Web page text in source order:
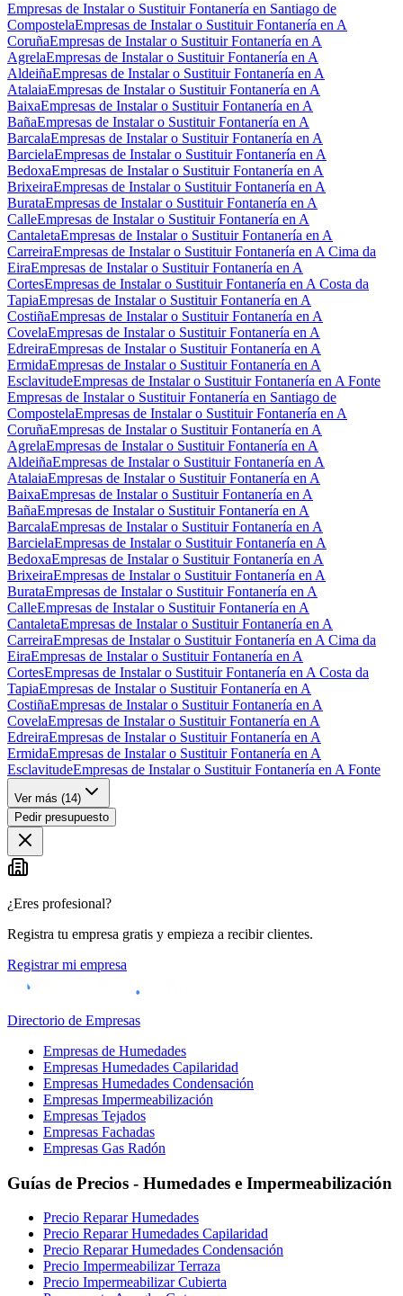
Empresas de Instalar o Sustituir Fontanería en Santiago de
CompostelaEmpresas de Instalar o Sustituir Fontanería en A
CoruñaEmpresas de Instalar o Sustituir Fontanería en A
AgrelaEmpresas de Instalar o Sustituir Fontanería en A
AldeiñaEmpresas de Instalar o Sustituir Fontanería en A
AtalaiaEmpresas de Instalar o Sustituir Fontanería en A
BaixaEmpresas de Instalar o Sustituir Fontanería en A
BañaEmpresas de Instalar o Sustituir Fontanería en A
BarcalaEmpresas de Instalar o Sustituir Fontanería en A
BarcielaEmpresas de Instalar o Sustituir Fontanería en A
BedoxaEmpresas de Instalar o Sustituir Fontanería en A
BrixeiraEmpresas de Instalar o Sustituir Fontanería en A
BurataEmpresas de Instalar o Sustituir Fontanería en A
CalleEmpresas de Instalar o Sustituir Fontanería en A
CantaletaEmpresas de Instalar o Sustituir Fontanería en A
CarreiraEmpresas de Instalar o Sustituir Fontanería en A Cima da
EiraEmpresas de Instalar o Sustituir Fontanería en A
CortesEmpresas de Instalar o Sustituir Fontanería en A Costa da
TapiaEmpresas de Instalar o Sustituir Fontanería en A
CostiñaEmpresas de Instalar o Sustituir Fontanería en A
CovelaEmpresas de Instalar o Sustituir Fontanería en A
EdreiraEmpresas de Instalar o Sustituir Fontanería en A
ErmidaEmpresas de Instalar o Sustituir Fontanería en A
EsclavitudeEmpresas de Instalar o Sustituir Fontanería en A Fonte
Empresas de Instalar o Sustituir Fontanería en Santiago de
CompostelaEmpresas de Instalar o Sustituir Fontanería en A
CoruñaEmpresas de Instalar o Sustituir Fontanería en A
AgrelaEmpresas de Instalar o Sustituir Fontanería en A
AldeiñaEmpresas de Instalar o Sustituir Fontanería en A
AtalaiaEmpresas de Instalar o Sustituir Fontanería en A
BaixaEmpresas de Instalar o Sustituir Fontanería en A
BañaEmpresas de Instalar o Sustituir Fontanería en A
BarcalaEmpresas de Instalar o Sustituir Fontanería en A
BarcielaEmpresas de Instalar o Sustituir Fontanería en A
BedoxaEmpresas de Instalar o Sustituir Fontanería en A
BrixeiraEmpresas de Instalar o Sustituir Fontanería en A
BurataEmpresas de Instalar o Sustituir Fontanería en A
CalleEmpresas de Instalar o Sustituir Fontanería en A
CantaletaEmpresas de Instalar o Sustituir Fontanería en A
CarreiraEmpresas de Instalar o Sustituir Fontanería en A Cima da
EiraEmpresas de Instalar o Sustituir Fontanería en A
CortesEmpresas de Instalar o Sustituir Fontanería en A Costa da
TapiaEmpresas de Instalar o Sustituir Fontanería en A
CostiñaEmpresas de Instalar o Sustituir Fontanería en A
CovelaEmpresas de Instalar o Sustituir Fontanería en A
EdreiraEmpresas de Instalar o Sustituir Fontanería en A
ErmidaEmpresas de Instalar o Sustituir Fontanería en A
EsclavitudeEmpresas de Instalar o Sustituir Fontanería en A Fonte
Ver más (14)
Pedir presupuesto
¿Eres profesional?
Registra tu empresa gratis y empieza a recibir clientes.
Registrar mi empresa
Directorio de Empresas
Empresas de Humedades
Empresas Humedades Capilaridad
Empresas Humedades Condensación
Empresas Impermeabilización
Empresas Tejados
Empresas Fachadas
Empresas Gas Radón
Guías de Precios - Humedades e Impermeabilización
Precio Reparar Humedades
Precio Reparar Humedades Capilaridad
Precio Reparar Humedades Condensación
Precio Impermeabilizar Terraza
Precio Impermeabilizar Cubierta